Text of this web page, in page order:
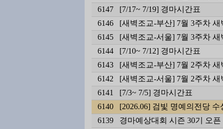
6147
[7/17~ 7/19] 경마시간표
6146
[새벽조교-부산] 7월 3주차
6145
[새벽조교-서울] 7월 3주차
6144
[7/10~ 7/12] 경마시간표
6143
[새벽조교-부산] 7월 2주차
6142
[새벽조교-서울] 7월 2주차
6141
[7/3~ 7/5] 경마시간표
6140
[2026.06] 검빛 명예의전당
6139
경마예상대회 시즌 30기 오픈